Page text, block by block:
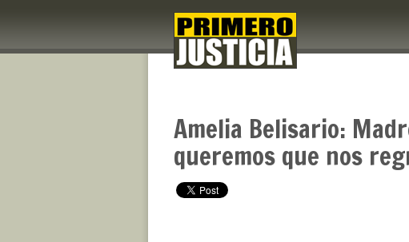
Amelia Belisario:
queremos que nos